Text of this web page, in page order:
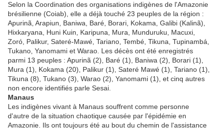
Selon la Coordination des organisations indigènes de l'Amazonie
brésilienne (Coiab), elle a déjà touché 23 peuples de la région :
Apurinã, Arapiun, Baniwa, Baré, Borari, Kokama, Galibi (Kalinã),
Hixkaryana, Huni Kuin, Karipuna, Mura, Munduruku, Macuxi,
Zoró, Palikur, Sateré-Mawé, Tariano, Tembé, Tikuna, Tupinambá,
Tukano, Yanomami et Warao. Les décès ont été enregistrés
parmi 13 peuples : Apurinã (2), Baré (1), Baniwa (2), Borari (1),
Mura (1), Kokama (20), Palikur (1), Sateré Mawé (1), Tariano (1),
Tikuna (8), Tukano (3), Warao (2), Yanomami (1), et cinq autres
non encore identifiés parle Sesai.
Manaus
Les indigènes vivant à Manaus souffrent comme personne
d'autre de la situation chaotique causée par l'épidémie en
Amazonie. Ils ont toujours été au bout du chemin de l'assistance